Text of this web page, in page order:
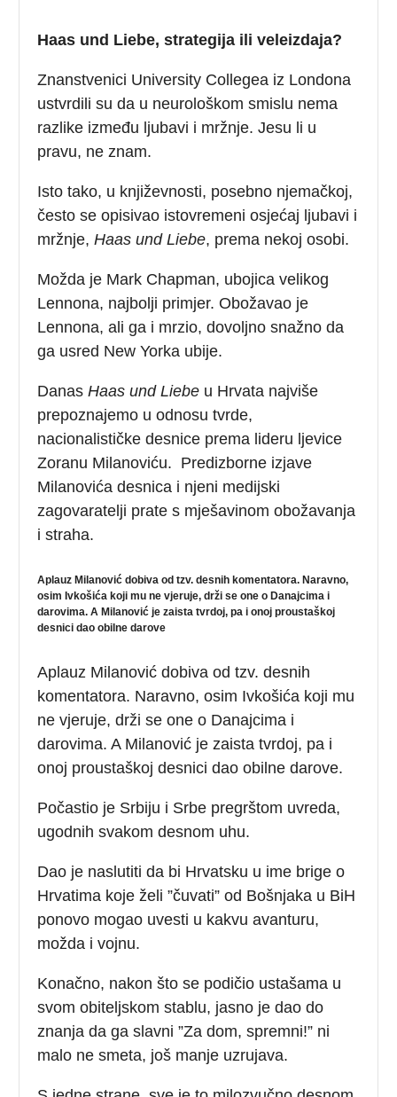
Haas und Liebe, strategija ili veleizdaja?
Znanstvenici University Collegea iz Londona
ustvrdili su da u neurološkom smislu nema
razlike između ljubavi i mržnje. Jesu li u
pravu, ne znam.
Isto tako, u književnosti, posebno njemačkoj,
često se opisivao istovremeni osjećaj ljubavi i
mržnje,Haas und Liebe, prema nekoj osobi.
Možda je Mark Chapman, ubojica velikog
Lennona, najbolji primjer. Obožavao je
Lennona, ali ga i mrzio, dovoljno snažno da
ga usred New Yorka ubije.
Danas Haas und Liebe u Hrvata najviše
prepoznajemo u odnosu tvrde,
nacionalističke desnice prema lideru ljevice
Zoranu Milanoviću. Predizborne izjave
Milanovića desnica i njeni medijski
zagovaratelji prate s mješavinom obožavanja
i straha.
Aplauz Milanović dobiva od tzv. desnih komentatora. Naravno,
osim Ivkošića koji mu ne vjeruje, drži se one o Danajcima i
darovima. A Milanović je zaista tvrdoj, pa i onoj proustaškoj
desnici dao obilne darove
Aplauz Milanović dobiva od tzv. desnih
komentatora. Naravno, osim Ivkošića koji mu
ne vjeruje, drži se one o Danajcima i
darovima. A Milanović je zaista tvrdoj, pa i
onoj proustaškoj desnici dao obilne darove.
Počastio je Srbiju i Srbe pregrštom uvreda,
ugodnih svakom desnom uhu.
Dao je naslutiti da bi Hrvatsku u ime brige o
Hrvatima koje želi ”čuvati” od Bošnjaka u BiH
ponovo mogao uvesti u kakvu avanturu,
možda i vojnu.
Konačno, nakon što se podičio ustašama u
svom obiteljskom stablu, jasno je dao do
znanja da ga slavni ”Za dom, spremni!” ni
malo ne smeta, još manje uzrujava.